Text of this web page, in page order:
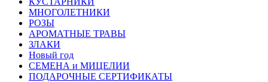
МНОГОЛЕТНИКИ
РОЗЫ
АРОМАТНЫЕ ТРАВЫ
ЗЛАКИ
Новый год
СЕМЕНА и МИЦЕЛИИ
ПОДАРОЧНЫЕ СЕРТИФИКАТЫ